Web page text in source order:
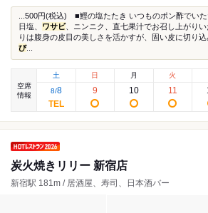
...500円(税込) ■鰹の塩たたき いつものポン酢でい
日塩、 ワサビ、ニンニク、直七果汁でお召し上がり
りは腹身の皮目の美しさを活かすが、固い皮に切り
び...
空席
情報
土
8/8
日
9
月
10
火
11
炭火焼きリリー 新宿店
新宿駅 181m / 居酒屋、寿司、日本酒バー